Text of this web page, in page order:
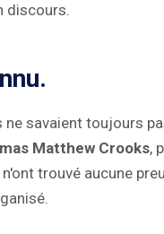
discours.
savaient toujours
Matthew Crooks,
trouvé aucune